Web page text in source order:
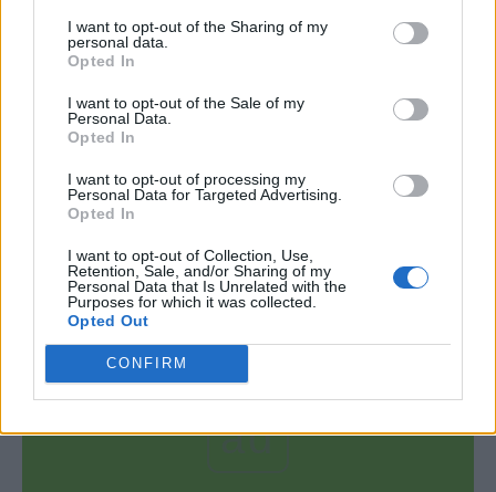
I want to opt-out of the Sharing of my
personal data.
Opted In
I want to opt-out of the Sale of my
Personal Data.
Opted In
I want to opt-out of processing my
Personal Data for Targeted Advertising.
Opted In
I want to opt-out of Collection, Use,
Retention, Sale, and/or Sharing of my
Personal Data that Is Unrelated with the
Purposes for which it was collected.
Opted Out
CONFIRM
Sport
Cele mai frumoase goluri de la Mondial –
marcate de jucători din Capul Verde,...
ad